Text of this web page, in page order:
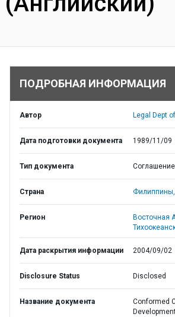
ПОДРОБНАЯ ИНФОРМАЦИЯ
Автор Legal Dept
Дата подготовки документа 1989/11/09
Тип документа
Страна Филиппины,
Регион
Восточная
Дата раскрытия информации 2004/09/02
Disclosure Status Disclosed
Название документа
Conformed